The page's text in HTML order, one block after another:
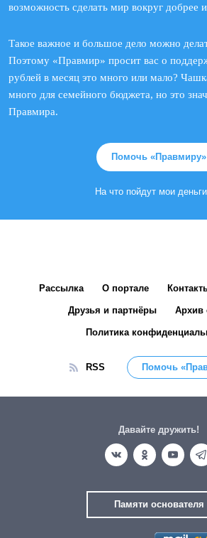
возможность сделать мир вокруг добрее
Такое важное и большое дело можно
Поэтому «Правмир» просит вас о
рублей в месяц это много или мало?
много для семейного бюджета, но это
Правмира.
Помочь «Правмиру»
На что пойдут мои деньги
Рассылка О портале
Друзья и партнёры Архив
Политика
RSS Помочь
Давайте дружить!
Памяти основателя